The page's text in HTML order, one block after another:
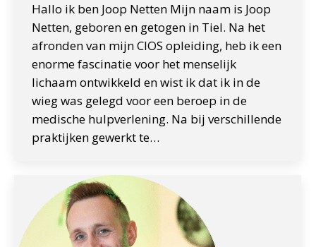
Hallo ik ben Joop Netten Mijn naam is Joop
Netten, geboren en getogen in Tiel. Na het
afronden van mijn CIOS opleiding, heb ik een
enorme fascinatie voor het menselijk
lichaam ontwikkeld en wist ik dat ik in de
wieg was gelegd voor een beroep in de
medische hulpverlening. Na bij verschillende
praktijken gewerkt te…